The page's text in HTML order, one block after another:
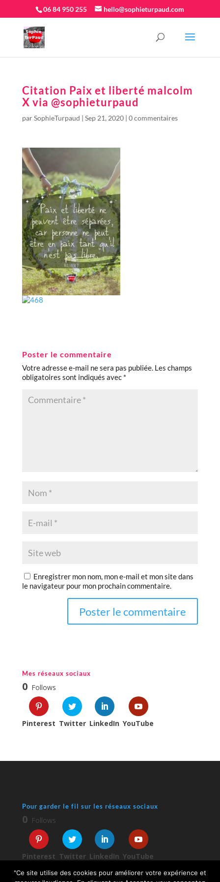
06 84 950 255 hello@sophieturpaud.com
Citation Paix et liberté malcolm
X via @sophieturpaud
parSophieTurpaud | Sep 21, 2020| 0 commentaires
Poster le commentaire
Votre adresse e-mail ne sera pas publiée. Les champs
obligatoires sont indiqués avec *
Enregistrer mon nom, mon e-mail et mon site dans
le navigateur pour mon prochain commentaire.
Mes réseaux sociaux
0 Follows
Pinterest Twitter LinkedIn YouTube
Pour garder le fil sur les réseaux sociaux
0 Follows
Pinterest Twitter LinkedIn YouTube
"Ce site utilise des cookies pour améliorer votre expérience et